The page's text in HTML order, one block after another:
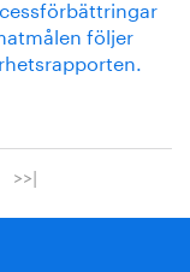
följer
>>|